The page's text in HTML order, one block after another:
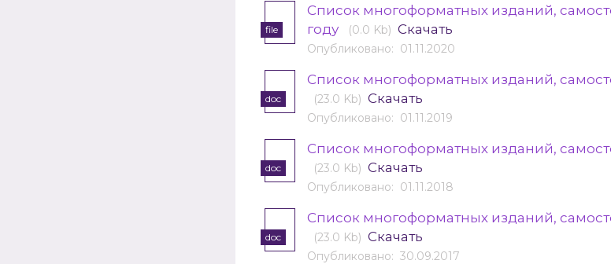
file
Список многоформатных изданий,
году
(0.0 Kb) Скачать
Опубликовано: 01.11.2020
doc
Список многоформатных изданий,
(23.0 Kb) Скачать
Опубликовано: 01.11.2019
doc
Список многоформатных изданий,
(23.0 Kb) Скачать
Опубликовано: 01.11.2018
doc
Cписок многоформатных изданий,
(23.0 Kb) Скачать
Опубликовано: 30.09.2017